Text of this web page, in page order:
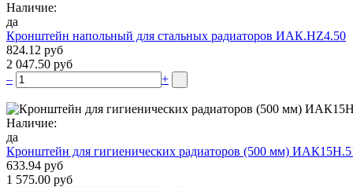
Наличие:
да
Кронштейн напольный для стальных радиаторов ИАК.НZ4.50
824.12 руб
2 047.50 руб
–
+
Наличие:
да
Кронштейн для гигиенических радиаторов (500 мм)
633.94 руб
1 575.00 руб